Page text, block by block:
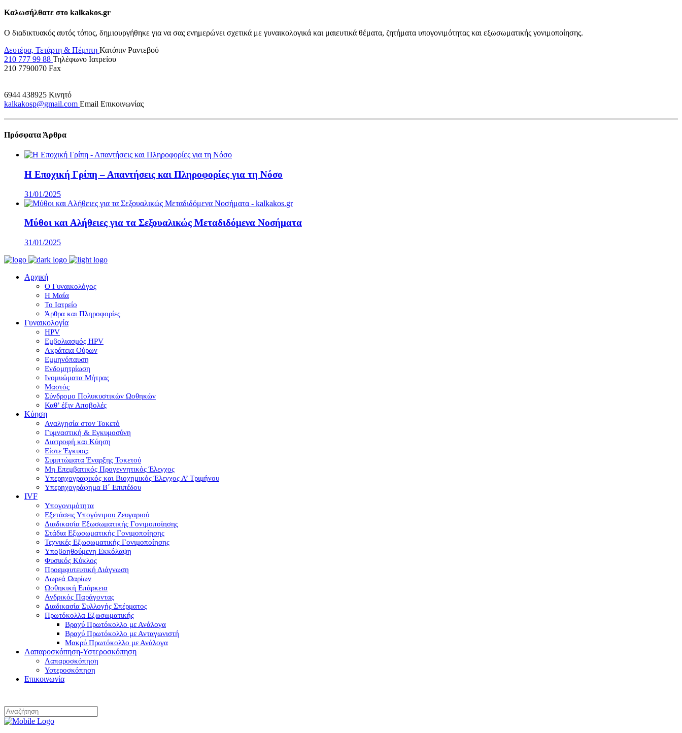
Καλωσήλθατε στο kalkakos.gr
Ο διαδικτυακός αυτός τόπος, δημιουργήθηκε για να σας ενημερώνει σχετικά με γυναικολογικά και μαιευτικά θέματα, ζητήματα υπογονιμότητας και εξωσωματικής γονιμοποίησης.
Δευτέρα, Τετάρτη & Πέμπτη Κατόπιν Ραντεβού
210 777 99 88 Τηλέφωνο Ιατρείου
210 7790070 Fax
6944 438925 Κινητό
kalkakosp@gmail.com Email Επικοινωνίας
Πρόσφατα Άρθρα
Η Εποχική Γρίπη – Απαντήσεις και Πληροφορίες για τη Νόσο
31/01/2025
Μύθοι και Αλήθειες για τα Σεξουαλικώς Μεταδιδόμενα Νοσήματα
31/01/2025
Αρχική
Ο Γυναικολόγος
Η Μαία
Το Ιατρείο
Άρθρα και Πληροφορίες
Γυναικολογία
HPV
Εμβολιασμός HPV
Ακράτεια Ούρων
Εμμηνόπαυση
Ενδομητρίωση
Ινομυώματα Μήτρας
Μαστός
Σύνδρομο Πολυκυστικών Ωοθηκών
Καθ’ έξιν Αποβολές
Κύηση
Αναλγησία στον Τοκετό
Γυμναστική & Εγκυμοσύνη
Διατροφή και Κύηση
Είστε Έγκυος;
Συμπτώματα Έναρξης Τοκετού
Μη Επεμβατικός Προγεννητικός Έλεγχος
Υπερηχογραφικός και Βιοχημικός Έλεγχος Α’ Τριμήνου
Υπερηχογράφημα Β΄ Επιπέδου
IVF
Υπογονιμότητα
Εξετάσεις Υπογόνιμου Ζευγαριού
Διαδικασία Εξωσωματικής Γονιμοποίησης
Στάδια Εξωσωματικής Γονιμοποίησης
Τεχνικές Εξωσωματικής Γονιμοποίησης
Υποβοηθούμενη Εκκόλαψη
Φυσικός Κύκλος
Προεμφυτευτική Διάγνωση
Δωρεά Ωαρίων
Ωοθηκική Επάρκεια
Ανδρικός Παράγοντας
Διαδικασία Συλλογής Σπέρματος
Πρωτόκολλα Εξωσωματικής
Βραχύ Πρωτόκολλο με Ανάλογα
Βραχύ Πρωτόκολλο με Ανταγωνιστή
Μακρύ Πρωτόκολλο με Ανάλογα
Λαπαροσκόπηση-Υστεροσκόπηση
Λαπαροσκόπηση
Υστεροσκόπηση
Επικοινωνία